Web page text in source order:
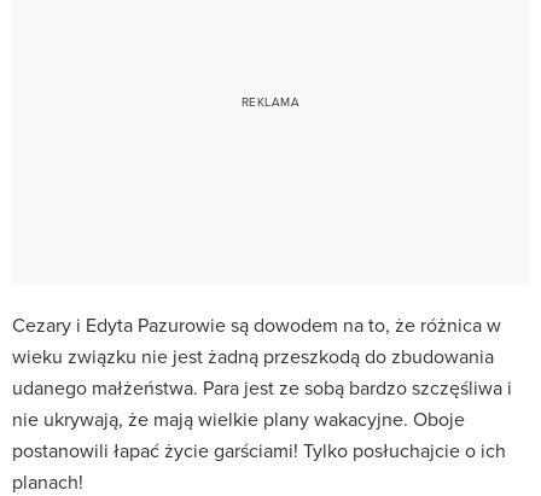
Cezary i Edyta Pazurowie są dowodem na to, że różnica w
wieku związku nie jest żadną przeszkodą do zbudowania
udanego małżeństwa. Para jest ze sobą bardzo szczęśliwa i
nie ukrywają, że mają wielkie plany wakacyjne. Oboje
postanowili łapać życie garściami! Tylko posłuchajcie o ich
planach!